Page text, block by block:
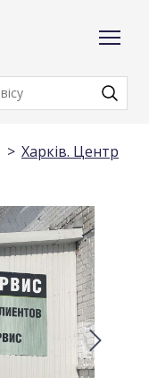
Харків. Центр